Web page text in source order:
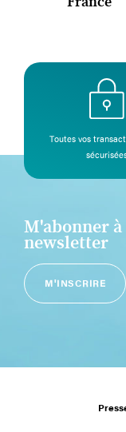
Toutes vos
M'abonner à
newsletter
M'INSCRIRE